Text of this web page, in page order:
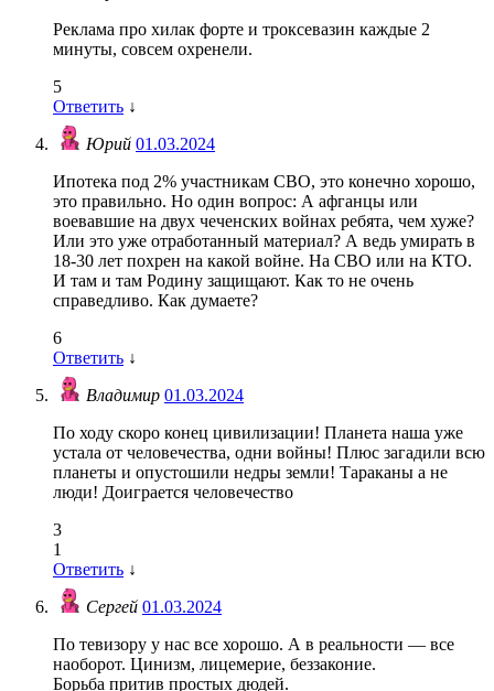
Реклама про хилак форте и троксевазин каждые 2
минуты, совсем охренели.
5
Ответить ↓
Юрий 01.03.2024
Ипотека под 2% участникам СВО, это конечно хорошо,
это правильно. Но один вопрос: А афганцы или
воевавшие на двух чеченских войнах ребята, чем хуже?
Или это уже отработанный материал? А ведь умирать в
18-30 лет похрен на какой войне. На СВО или на КТО.
И там и там Родину защищают. Как то не очень
справедливо. Как думаете?
6
Ответить ↓
Владимир 01.03.2024
По ходу скоро конец цивилизации! Планета наша уже
устала от человечества, одни войны! Плюс загадили всю
планеты и опустошили недры земли! Тараканы а не
люди! Доиграется человечество
3
1
Ответить ↓
Сергей 01.03.2024
По тевизору у нас все хорошо. А в реальности — все
наоборот. Цинизм, лицемерие, беззаконие.
Борьба притив простых дюдей.